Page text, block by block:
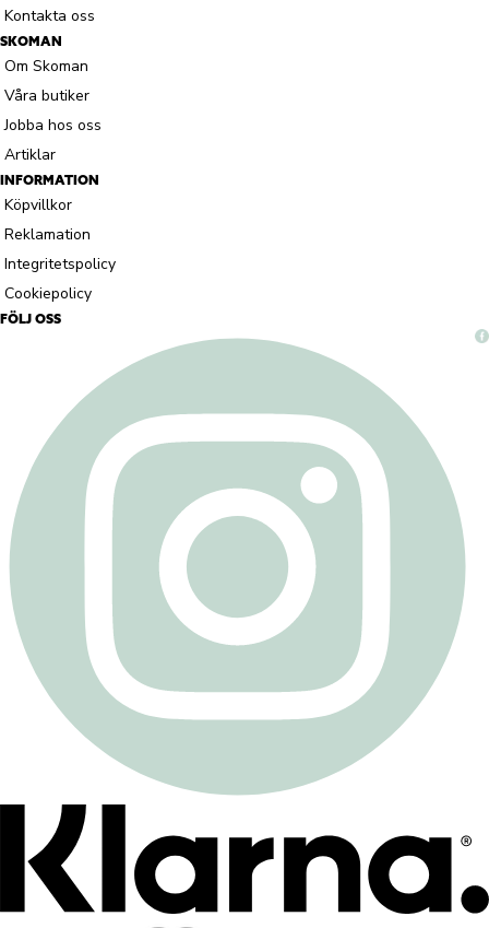
Kontakta oss
SKOMAN
Om Skoman
Våra butiker
Jobba hos oss
Artiklar
INFORMATION
Köpvillkor
Reklamation
Integritetspolicy
Cookiepolicy
FÖLJ OSS